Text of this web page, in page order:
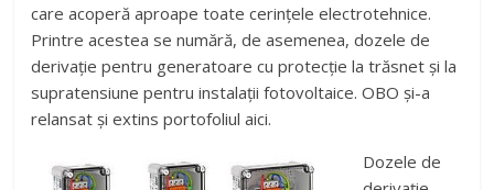
care acoperă aproape toate cerințele electrotehnice.
Printre acestea se numără, de asemenea, dozele de
derivație pentru generatoare cu protecție la trăsnet și la
supratensiune pentru instalații fotovoltaice. OBO și-a
relansat și extins portofoliul aici.
Dozele de